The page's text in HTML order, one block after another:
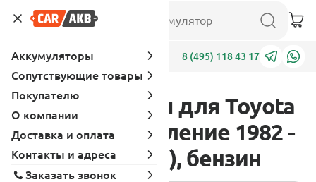
Адреса 8 (495) 118 43 17
Аккумуляторы для Toyota
Model F 1 поколение 1982 -
1992 1.8 (79 л.с.), бензин
Аккумуляторы
Сопутствующие товары
Покупателю
О компании
Доставка и оплата
Контакты и адреса
Заказать звонок